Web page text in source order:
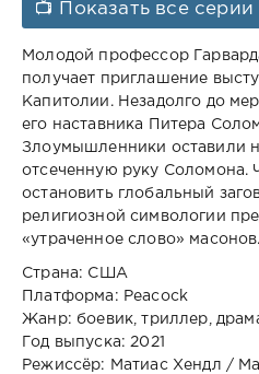
📺 Показать все серии
Молодой профессор
получает приглашение
Капитолии. Незадолго до
его наставника Питера
Злоумышленники оставили
отсеченную руку Соломона.
остановить глобальный
религиозной символогии
«утраченное слово» масонов.
Страна: США
Платформа: Peacock
Жанр: боевик, триллер,
Год выпуска: 2021
Режиссёр: Матиас Хендл /